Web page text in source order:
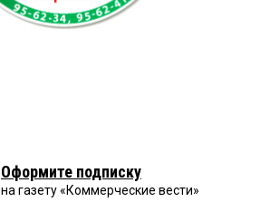
Оформите подписку
на газету «Коммерческие вести»